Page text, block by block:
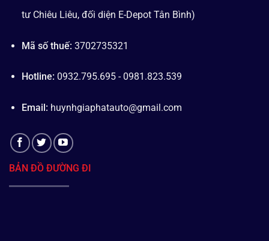
tư Chiêu Liêu, đối diện E-Depot Tân Bình)
Mã số thuế: 3702735321
Hotline: 0932.795.695 - 0981.823.539
Email: huynhgiaphatauto@gmail.com
BẢN ĐỒ ĐƯỜNG ĐI